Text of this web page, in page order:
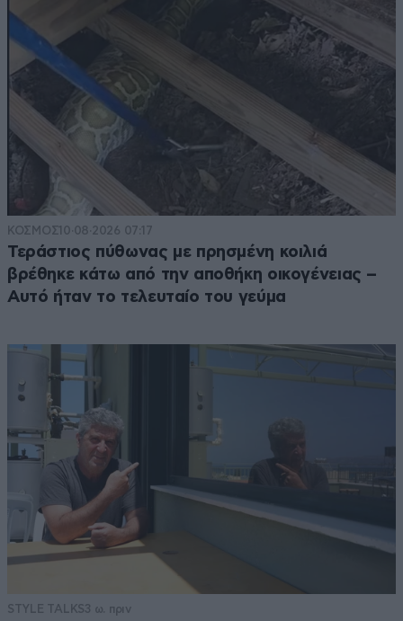
ΚΟΣΜΟΣ10·08·2026 07:17
Τεράστιος πύθωνας με πρησμένη κοιλιά
βρέθηκε κάτω από την αποθήκη οικογένειας –
Αυτό ήταν το τελευταίο του γεύμα
STYLE TALKS3 ω. πριν